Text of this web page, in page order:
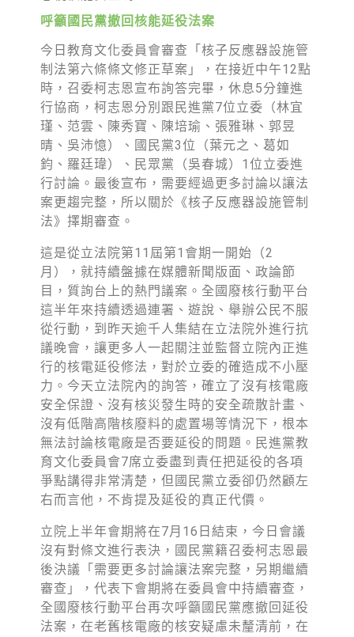
呼籲國民黨撤回核能延役法案
今日教育文化委員會審查「核子反應器設施管
制法第六條條文修正草案」，在接近中午12點
時，召委柯志恩宣布詢答完畢，休息5分鐘進
行協商，柯志恩分別跟民進黨7位立委（林宜
瑾、范雲、陳秀寶、陳培瑜、張雅琳、郭昱
晴、吳沛憶）、國民黨3位（葉元之、葛如
鈞、羅廷瑋）、民眾黨（吳春城）1位立委進
行討論。最後宣布，需要經過更多討論以讓法
案更趨完整，所以關於《核子反應器設施管制
法》擇期審查。
這是從立法院第11屆第1會期一開始（2
月），就持續盤據在媒體新聞版面、政論節
目，質詢台上的熱門議案。全國廢核行動平台
這半年來持續透過連署、遊說、舉辦公民不服
從行動，到昨天逾千人集結在立法院外進行抗
議晚會，讓更多人一起關注並監督立院內正進
行的核電延役修法，對於立委的確造成不小壓
力。今天立法院內的詢答，確立了沒有核電廠
安全保證、沒有核災發生時的安全疏散計畫、
沒有低階高階核廢料的處置場等情況下，根本
無法討論核電廠是否要延役的問題。民進黨教
育文化委員會7席立委盡到責任把延役的各項
爭點講得非常清楚，但國民黨立委卻仍然顧左
右而言他，不肯提及延役的真正代價。
立院上半年會期將在7月16日結束，今日會議
沒有對條文進行表決，國民黨籍召委柯志恩最
後決議「需要更多討論讓法案完整，另期繼續
審查」，代表下會期將在委員會中持續審查，
全國廢核行動平台再次呼籲國民黨應撤回延役
法案，在老舊核電廠的核安疑慮未釐清前，在